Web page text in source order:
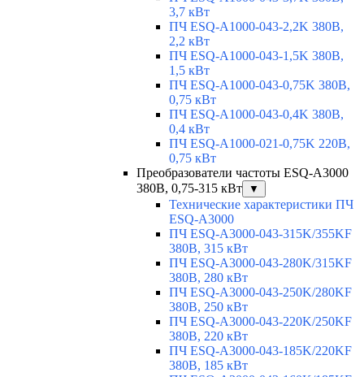
3,7 кВт
ПЧ ESQ-A1000-043-2,2K 380В,
2,2 кВт
ПЧ ESQ-A1000-043-1,5K 380В,
1,5 кВт
ПЧ ESQ-A1000-043-0,75K 380В,
0,75 кВт
ПЧ ESQ-A1000-043-0,4K 380В,
0,4 кВт
ПЧ ESQ-A1000-021-0,75K 220В,
0,75 кВт
Преобразователи частоты ESQ-A3000
380В, 0,75-315 кВт
▼
Технические характеристики ПЧ
ESQ-A3000
ПЧ ESQ-A3000-043-315K/355KF
380В, 315 кВт
ПЧ ESQ-A3000-043-280K/315KF
380В, 280 кВт
ПЧ ESQ-A3000-043-250K/280KF
380В, 250 кВт
ПЧ ESQ-A3000-043-220K/250KF
380В, 220 кВт
ПЧ ESQ-A3000-043-185K/220KF
380В, 185 кВт